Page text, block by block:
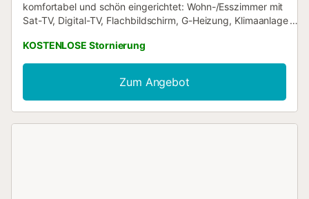
komfortabel und schön eingerichtet: Wohn-/Esszimmer mit
Sat-TV, Digital-TV, Flachbildschirm, G-Heizung, Klimaanlage
Doppelzimmer mit 1 franz. Bett, Klimaanlage und
Warmluftheizung. Küche (4 Kochplatten, Backofen,
Geschirrspüler, Mikrowelle, elektrische Kaffeemaschine,
Kapseln für die Kaffeemaschine (Nespresso)). Ausgang zum
Garten. Dusche/Bidet/WC. G-Heizung. Obergeschoss: 1
KOSTENLOSE Stornierung
Zum Angebot